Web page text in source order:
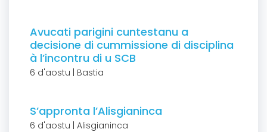
Avucati parigini cuntestanu a
decisione di cummissione di disciplina
à l’incontru di u SCB
6 d'aostu | Bastia
S’appronta l’Alisgianinca
6 d'aostu | Alisgianinca